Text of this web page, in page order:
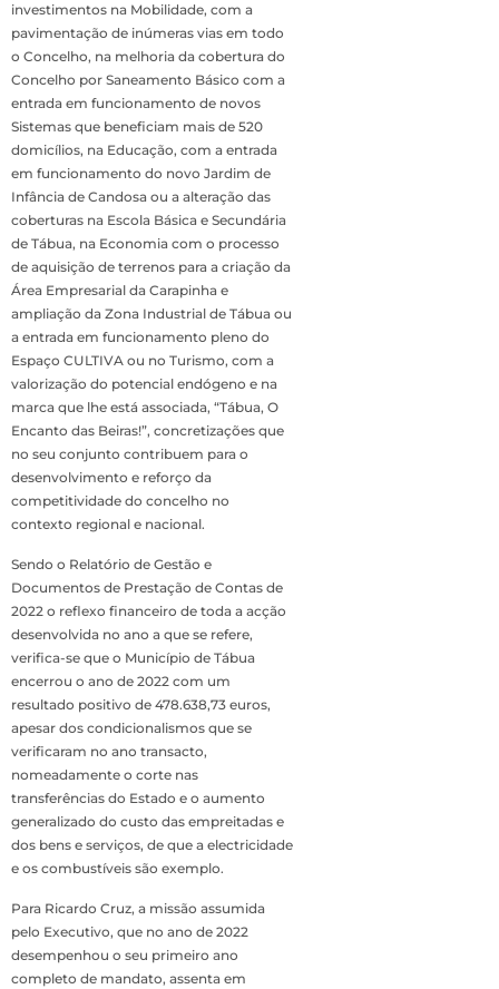
investimentos na Mobilidade, com a
pavimentação de inúmeras vias em todo
o Concelho, na melhoria da cobertura do
Concelho por Saneamento Básico com a
entrada em funcionamento de novos
Sistemas que beneficiam mais de 520
domicílios, na Educação, com a entrada
em funcionamento do novo Jardim de
Infância de Candosa ou a alteração das
coberturas na Escola Básica e Secundária
de Tábua, na Economia com o processo
de aquisição de terrenos para a criação da
Área Empresarial da Carapinha e
ampliação da Zona Industrial de Tábua ou
a entrada em funcionamento pleno do
Espaço CULTIVA ou no Turismo, com a
valorização do potencial endógeno e na
marca que lhe está associada, “Tábua, O
Encanto das Beiras!”, concretizações que
no seu conjunto contribuem para o
desenvolvimento e reforço da
competitividade do concelho no
contexto regional e nacional.
Sendo o Relatório de Gestão e
Documentos de Prestação de Contas de
2022 o reflexo financeiro de toda a acção
desenvolvida no ano a que se refere,
verifica-se que o Município de Tábua
encerrou o ano de 2022 com um
resultado positivo de 478.638,73 euros,
apesar dos condicionalismos que se
verificaram no ano transacto,
nomeadamente o corte nas
transferências do Estado e o aumento
generalizado do custo das empreitadas e
dos bens e serviços, de que a electricidade
e os combustíveis são exemplo.
Para Ricardo Cruz, a missão assumida
pelo Executivo, que no ano de 2022
desempenhou o seu primeiro ano
completo de mandato, assenta em